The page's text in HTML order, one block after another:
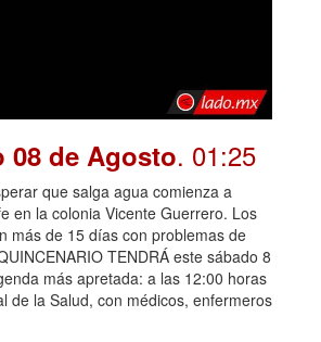
08 de Agosto. 01:25
que salga agua comienza a
en la colonia Vicente Guerrero. Los
más de 15 días con problemas de
TENDRÁ este sábado 8
más apretada: a las 12:00 horas
de la Salud, con médicos, enfermeros